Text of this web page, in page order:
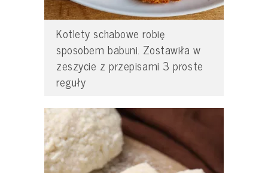
Kotlety schabowe robię
sposobem babuni. Zostawiła w
zeszycie z przepisami 3 proste
reguły